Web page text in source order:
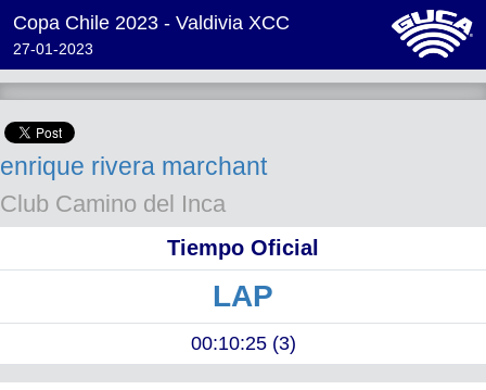
Copa Chile 2023 - Valdivia XCC
27-01-2023
enrique rivera marchant
Club Camino del Inca
Tiempo Oficial
LAP
00:10:25 (3)